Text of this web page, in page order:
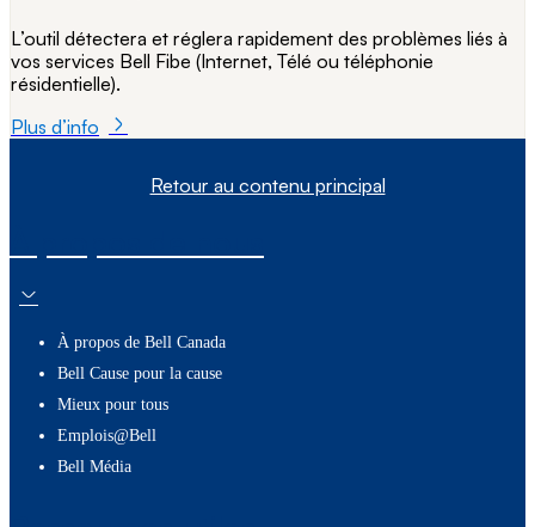
L’outil détectera et réglera rapidement des problèmes liés à
vos services Bell Fibe (Internet, Télé ou téléphonie
résidentielle).
Plus d’info
Retour au contenu principal
À propos de Bell Canada
Bell Cause pour la cause
Mieux pour tous
Emplois@Bell
Bell Média